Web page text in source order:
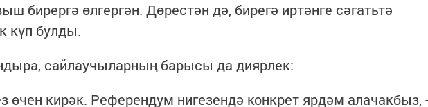
бирергә өлгергән. Дөрестән дә, бирегә иртәнге сәгатьтә
күп булды.
сайлаучыларның барысы да диярлек:
өчен кирәк. Референдум нигезендә конкрет ярдәм алачакбыз, -